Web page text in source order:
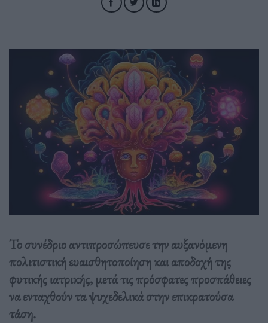
Το συνέδριο αντιπροσώπευσε την αυξανόμενη
πολιτιστική ευαισθητοποίηση και αποδοχή της
φυτικής ιατρικής, μετά τις πρόσφατες προσπάθειες
να ενταχθούν τα ψυχεδελικά στην επικρατούσα
τάση.